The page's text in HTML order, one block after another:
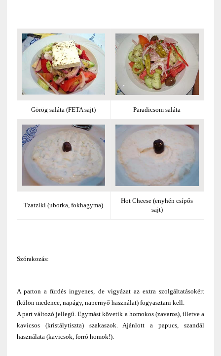
Görög saláta (FETA sajt) Paradicsom saláta
Tzatziki (uborka, fokhagyma)
Hot Cheese (enyhén csípős
sajt)
Szórakozás:
A parton a fürdés ingyenes, de vigyázat az extra szolgáltatásokért
(külön medence, napágy, napernyő használat) fogyasztani kell.
A part változó jellegű. Egymást követik a homokos (zavaros), illetve a
kavicsos (kristálytiszta) szakaszok. Ajánlott a papucs, szandál
használata (kavicsok, forró homok!).